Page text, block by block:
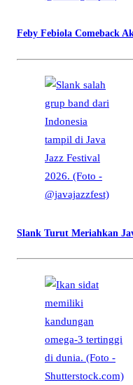
Feby Febiola Comeback
Slank Turut Meriahkan